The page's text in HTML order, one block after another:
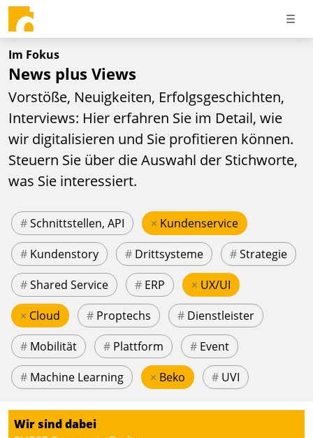
Im Fokus
News plus Views
Vorstöße, Neuigkeiten, Erfolgsgeschichten,
Interviews: Hier erfahren Sie im Detail, wie
wir digitalisieren und Sie profitieren können.
Steuern Sie über die Auswahl der Stichworte,
was Sie interessiert.
#Schnittstellen, API × Kundenservice
# Kundenstory # Drittsysteme #Strategie
#Shared Service # ERP × UX/UI
× Cloud # Proptechs # Dienstleister
# Mobilität # Plattform # Event
# Machine Learning × Beko # UVI
Wir sind dabei